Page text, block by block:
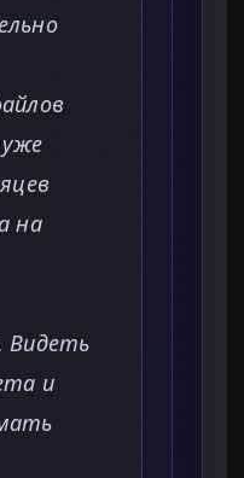
на
Видеть
и